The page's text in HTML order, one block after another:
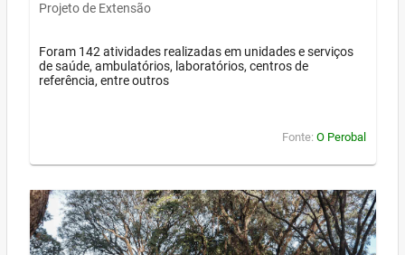
Projeto de Extensão
Foram 142 atividades realizadas em unidades e serviços
de saúde, ambulatórios, laboratórios, centros de
referência, entre outros
Fonte: O Perobal